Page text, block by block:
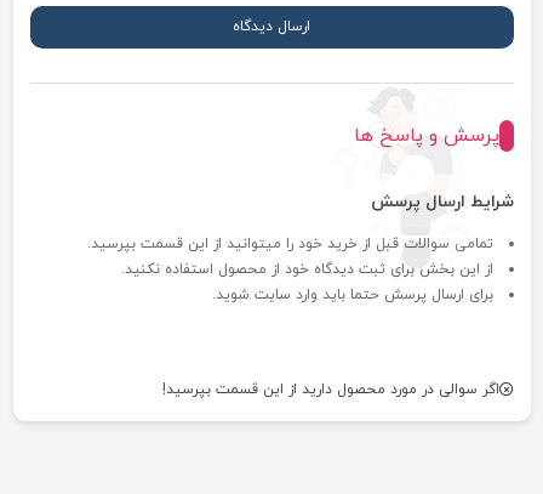
پرسش و پاسخ ها
شرایط ارسال پرسش
تمامی سوالات قبل از خرید خود را میتوانید از این قسمت بپرسید.
از این بخش برای ثبت دیدگاه خود از محصول استفاده نکنید.
برای ارسال پرسش حتما باید وارد سایت شوید.
اگر سوالی در مورد محصول دارید از این قسمت بپرسید!